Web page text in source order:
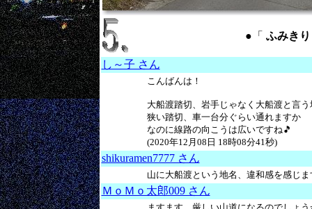
●「 ふみきり
し～子 さん
こんばんは！
大船渡踏切、岩手じゃなく大船渡と言
狭い踏切、車一台分ぐらい通れますか
なのに線路の向こうは広いですね🎵
(2020年12月08日 18時08分41秒)
shikuramen7777 さん
山に大船渡という地名、違和感を感じ
ＭｏＭｏ太郎009 さん